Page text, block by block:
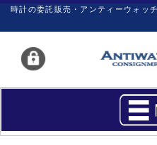
時計の委託販売・アンティーウォッ